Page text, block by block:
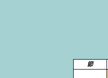
節